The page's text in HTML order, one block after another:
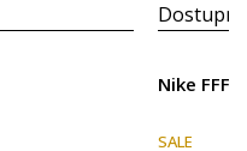
Nike FFF
SALE